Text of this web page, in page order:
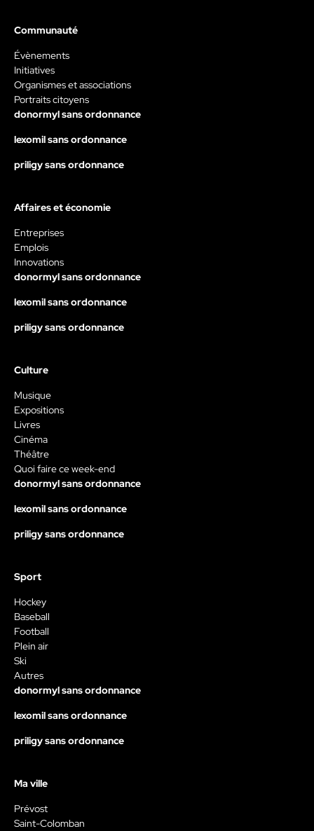
Communauté
Évènements
Initiatives
Organismes et associations
Portraits citoyens
donormyl sans ordonnance
lexomil sans ordonnance
priligy sans ordonnance
Affaires et économie
Entreprises
Emplois
Innovations
donormyl sans ordonnance
lexomil sans ordonnance
priligy sans ordonnance
Culture
Musique
Expositions
Livres
Cinéma
Théâtre
Quoi faire ce week-end
donormyl sans ordonnance
lexomil sans ordonnance
priligy sans ordonnance
Sport
Hockey
Baseball
Football
Plein air
Ski
Autres
donormyl sans ordonnance
lexomil sans ordonnance
priligy sans ordonnance
Ma ville
Prévost
Saint-Colomban